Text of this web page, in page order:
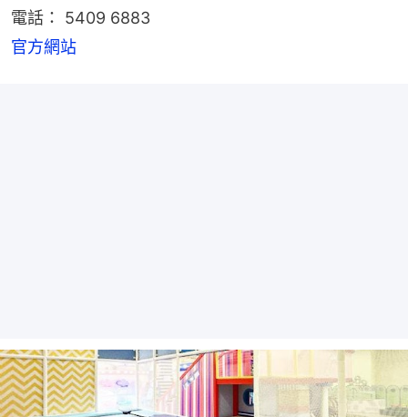
電話： 5409 6883
官方網站